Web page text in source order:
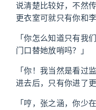
说清楚比较好，不然
更衣室可就只有你和
「你怎么知道只有我
门口替她放哨吗？」
「你！我当然是看过
进去后，只有你进了更
「哼，张之涵，你少